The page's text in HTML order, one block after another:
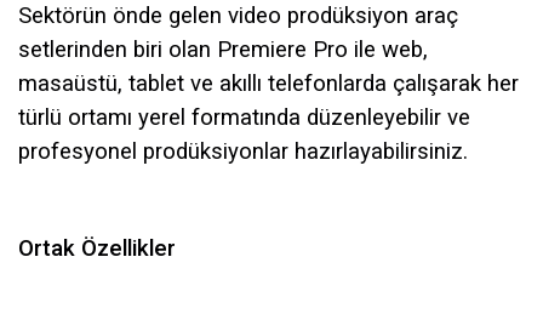
Sektörün önde gelen video prodüksiyon araç
setlerinden biri olan Premiere Pro ile web,
masaüstü, tablet ve akıllı telefonlarda çalışarak her
türlü ortamı yerel formatında düzenleyebilir ve
profesyonel prodüksiyonlar hazırlayabilirsiniz.
Ortak Özellikler